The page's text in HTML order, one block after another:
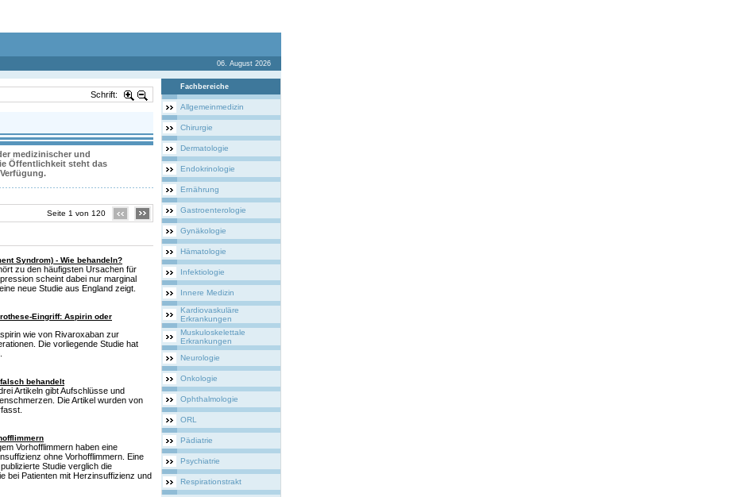
06. August 2026
Schrift:
medizinischer und
Öffentlichkeit steht das
Seite 1 von 120
Syndrom) - Wie behandeln?
zu den häufigsten Ursachen für
scheint dabei nur marginal
neue Studie aus England zeigt.
Eingriff: Aspirin oder
wie von Rivaroxaban zur
Die vorliegende Studie hat
behandelt
Artikeln gibt Aufschlüsse und
Die Artikel wurden von
Vorhofflimmern haben eine
ohne Vorhofflimmern. Eine
Studie verglich die
bei Patienten mit Herzinsuffizienz und
Fachbereiche
Allgemeinmedizin
Chirurgie
Dermatologie
Endokrinologie
Ernährung
Gastroenterologie
Gynäkologie
Hämatologie
Infektiologie
Innere Medizin
Kardiovaskuläre
Erkrankungen
Muskuloskelettale
Erkrankungen
Neurologie
Onkologie
Ophthalmologie
ORL
Pädiatrie
Psychiatrie
Respirationstrakt